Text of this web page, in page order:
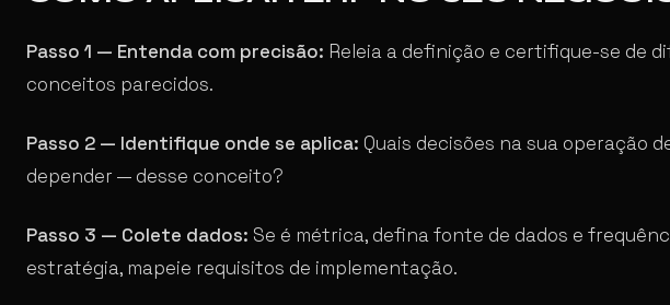
Passo 1 — Entenda com precisão: Releia a definição e certifique-se de
conceitos parecidos.
Passo 2 — Identifique onde se aplica: Quais decisões na sua operação
depender — desse conceito?
Passo 3 — Colete dados: Se é métrica, defina fonte de dados e
estratégia, mapeie requisitos de implementação.